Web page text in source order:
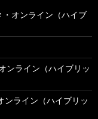
・オンライン（ハイブ
ンライン（ハイブリッ
ンライン（ハイブリッ